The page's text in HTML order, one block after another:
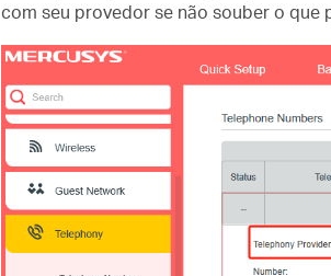
com seu provedor se não souber o que